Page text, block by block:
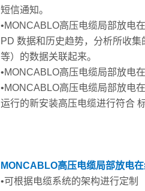
短信通知。
•MONCABLO高压电缆局部放电
PD 数据和历史趋势，分析所收
等）的数据关联起来。
•MONCABLO高压电缆局部放电
•MONCABLO高压电缆局部放电
运行的新安装高压电缆进行符合
MONCABLO高压电缆局部放电
•可根据电缆系统的架构进行定制